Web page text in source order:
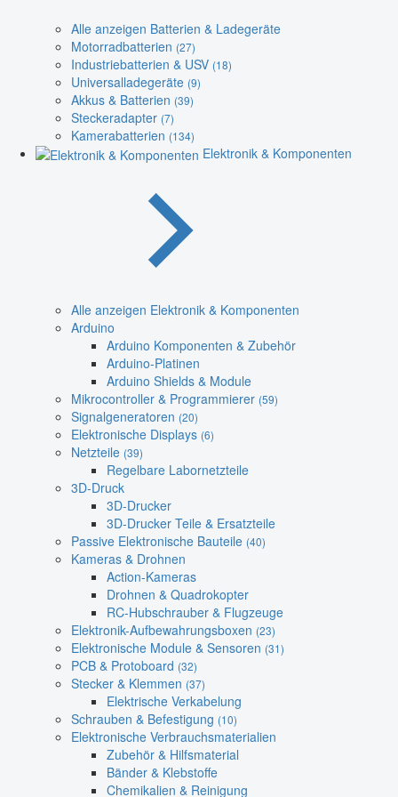
Alle anzeigen Batterien & Ladegeräte
Motorradbatterien (27)
Industriebatterien & USV (18)
Universalladegeräte (9)
Akkus & Batterien (39)
Steckeradapter (7)
Kamerabatterien (134)
Elektronik & Komponenten
Alle anzeigen Elektronik & Komponenten
Arduino
Arduino Komponenten & Zubehör
Arduino-Platinen
Arduino Shields & Module
Mikrocontroller & Programmierer (59)
Signalgeneratoren (20)
Elektronische Displays (6)
Netzteile (39)
Regelbare Labornetzteile
3D-Druck
3D-Drucker
3D-Drucker Teile & Ersatzteile
Passive Elektronische Bauteile (40)
Kameras & Drohnen
Action-Kameras
Drohnen & Quadrokopter
RC-Hubschrauber & Flugzeuge
Elektronik-Aufbewahrungsboxen (23)
Elektronische Module & Sensoren (31)
PCB & Protoboard (32)
Stecker & Klemmen (37)
Elektrische Verkabelung
Schrauben & Befestigung (10)
Elektronische Verbrauchsmaterialien
Zubehör & Hilfsmaterial
Bänder & Klebstoffe
Chemikalien & Reinigung